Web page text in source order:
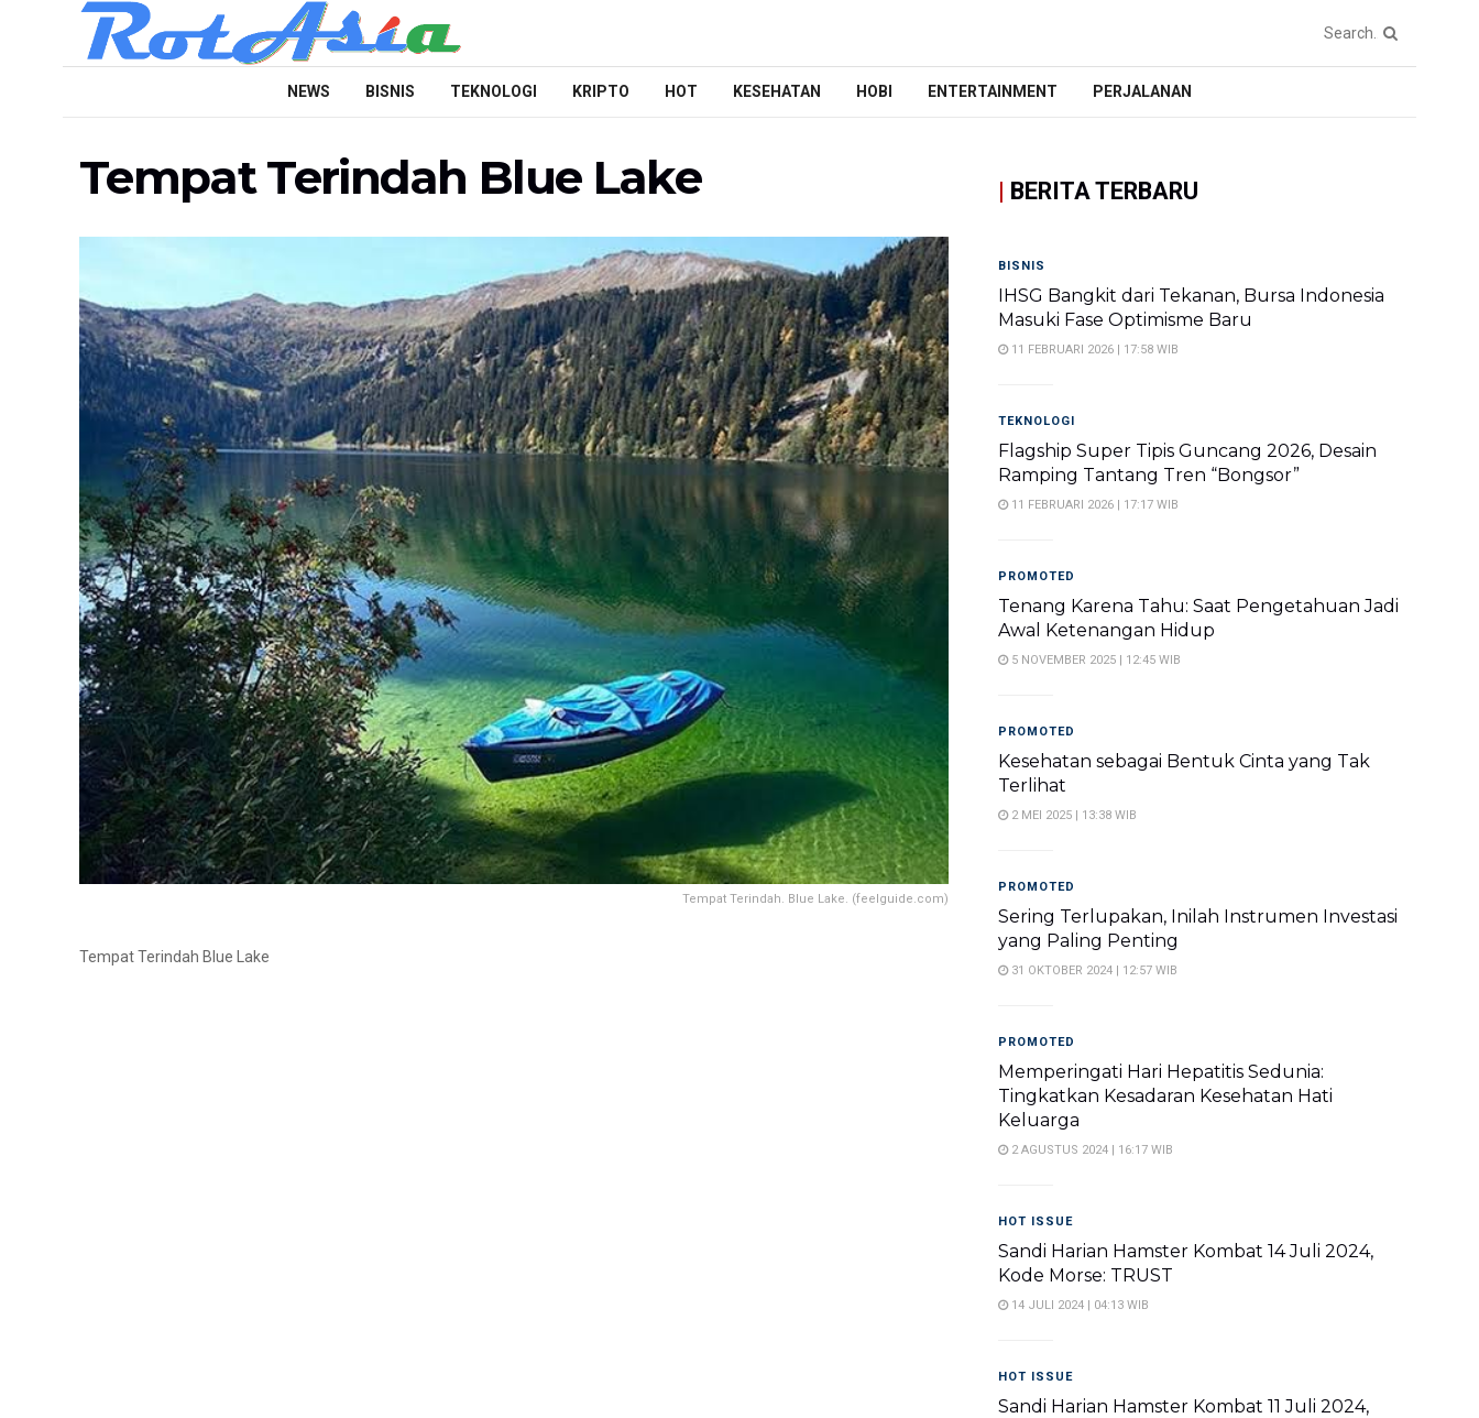
NEWS BISNIS TEKNOLOGI KRIPTO HOT KESEHATAN HOBI ENTERTAINMENT PERJALANAN
Tempat Terindah Blue Lake
Tempat Terindah. Blue Lake. (feelguide.com)
Tempat Terindah Blue Lake
| BERITA TERBARU
BISNIS
IHSG Bangkit dari Tekanan, Bursa Indonesia
Masuki Fase Optimisme Baru
11 FEBRUARI 2026 | 17:58 WIB
TEKNOLOGI
Flagship Super Tipis Guncang 2026, Desain
Ramping Tantang Tren “Bongsor”
11 FEBRUARI 2026 | 17:17 WIB
PROMOTED
Tenang Karena Tahu: Saat Pengetahuan Jadi
Awal Ketenangan Hidup
5 NOVEMBER 2025 | 12:45 WIB
PROMOTED
Kesehatan sebagai Bentuk Cinta yang Tak
Terlihat
2 MEI 2025 | 13:38 WIB
PROMOTED
Sering Terlupakan, Inilah Instrumen Investasi
yang Paling Penting
31 OKTOBER 2024 | 12:57 WIB
PROMOTED
Memperingati Hari Hepatitis Sedunia:
Tingkatkan Kesadaran Kesehatan Hati
Keluarga
2 AGUSTUS 2024 | 16:17 WIB
HOT ISSUE
Sandi Harian Hamster Kombat 14 Juli 2024,
Kode Morse: TRUST
14 JULI 2024 | 04:13 WIB
HOT ISSUE
Sandi Harian Hamster Kombat 11 Juli 2024,